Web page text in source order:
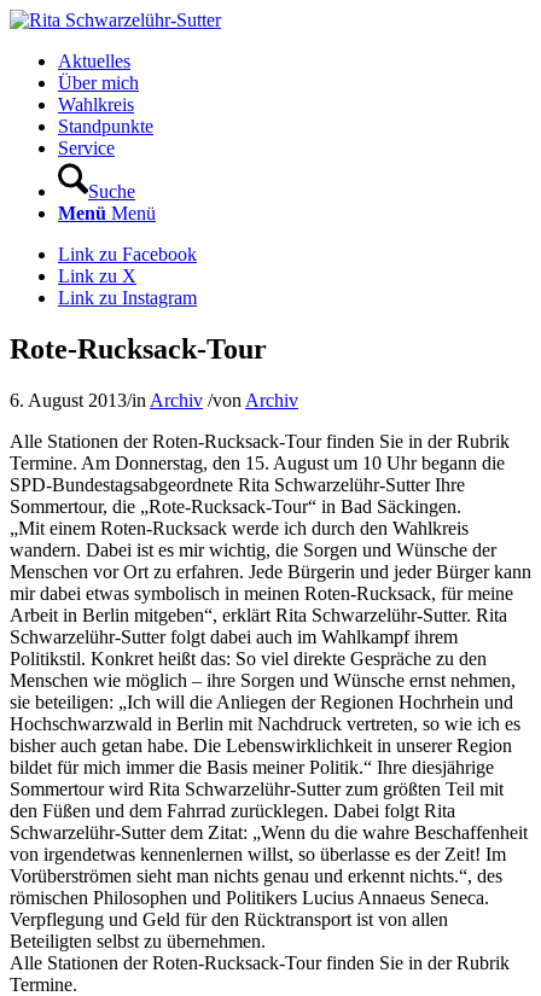
Aktuelles
Über mich
Wahlkreis
Standpunkte
Service
Suche
Menü Menü
Link zu Facebook
Link zu X
Link zu Instagram
Rote-Rucksack-Tour
6. August 2013/in Archiv /von Archiv
Alle Stationen der Roten-Rucksack-Tour finden Sie in der Rubrik
Termine. Am Donnerstag, den 15. August um 10 Uhr begann die
SPD-Bundestagsabgeordnete Rita Schwarzelühr-Sutter Ihre
Sommertour, die „Rote-Rucksack-Tour“ in Bad Säckingen.
„Mit einem Roten-Rucksack werde ich durch den Wahlkreis
wandern. Dabei ist es mir wichtig, die Sorgen und Wünsche der
Menschen vor Ort zu erfahren. Jede Bürgerin und jeder Bürger kann
mir dabei etwas symbolisch in meinen Roten-Rucksack, für meine
Arbeit in Berlin mitgeben“, erklärt Rita Schwarzelühr-Sutter. Rita
Schwarzelühr-Sutter folgt dabei auch im Wahlkampf ihrem
Politikstil. Konkret heißt das: So viel direkte Gespräche zu den
Menschen wie möglich – ihre Sorgen und Wünsche ernst nehmen,
sie beteiligen: „Ich will die Anliegen der Regionen Hochrhein und
Hochschwarzwald in Berlin mit Nachdruck vertreten, so wie ich es
bisher auch getan habe. Die Lebenswirklichkeit in unserer Region
bildet für mich immer die Basis meiner Politik.“ Ihre diesjährige
Sommertour wird Rita Schwarzelühr-Sutter zum größten Teil mit
den Füßen und dem Fahrrad zurücklegen. Dabei folgt Rita
Schwarzelühr-Sutter dem Zitat: „Wenn du die wahre Beschaffenheit
von irgendetwas kennenlernen willst, so überlasse es der Zeit! Im
Vorüberströmen sieht man nichts genau und erkennt nichts.“, des
römischen Philosophen und Politikers Lucius Annaeus Seneca.
Verpflegung und Geld für den Rücktransport ist von allen
Beteiligten selbst zu übernehmen.
Alle Stationen der Roten-Rucksack-Tour finden Sie in der Rubrik
Termine.